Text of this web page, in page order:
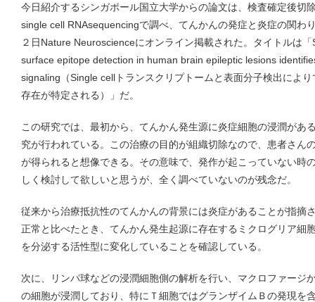
今日紹介するシンガポール国立大学からの論文は、検査確定後切
single cell RNAsequencingで調べ、てんかんの発症と炎症の関わ
２日Nature Neuroscienceにオンライン掲載された。タイトルは
surface epitope detection in human brain epileptic lesions
signaling（Single cellトランスクリプトームと表面分子検出によ
存在が特定される）」だ。
この研究では、最初から、てんかん発生源に炎症細胞の浸潤があ
究が行われている。この治療の目的が組織切除なので、患者さん
が得られると想像できる。その意味で、発作が起こっていない時
しく検討して欲しいと思うが、全く調べていないのが残念だ。
従来から治療抵抗性のてんかんの背景には炎症があることが指摘
正常と比べたとき、てんかん発生起源に存在するミクログリア細
を分泌する活性型に変化していることを確認している。
次に、リンパ球などの浸潤細胞側の解析を行い、マクロファージ
の細胞が浸潤しており、特にＴ細胞ではグランザイムＢの発現を